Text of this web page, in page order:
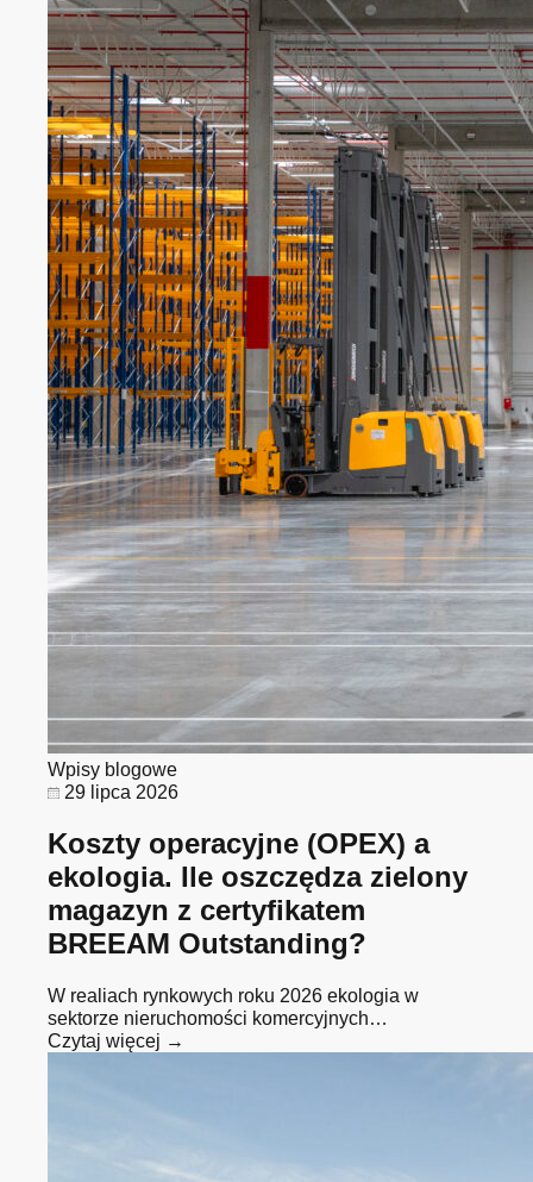
Wpisy blogowe
29 lipca 2026
Koszty operacyjne (OPEX) a
ekologia. Ile oszczędza zielony
magazyn z certyfikatem
BREEAM Outstanding?
W realiach rynkowych roku 2026 ekologia w
sektorze nieruchomości komercyjnych…
Czytaj więcej →